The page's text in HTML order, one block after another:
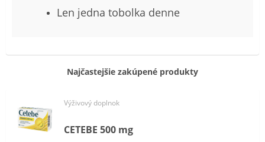
Len jedna tobolka denne
Najčastejšie zakúpené produkty
Výživový doplnok
CETEBE 500 mg